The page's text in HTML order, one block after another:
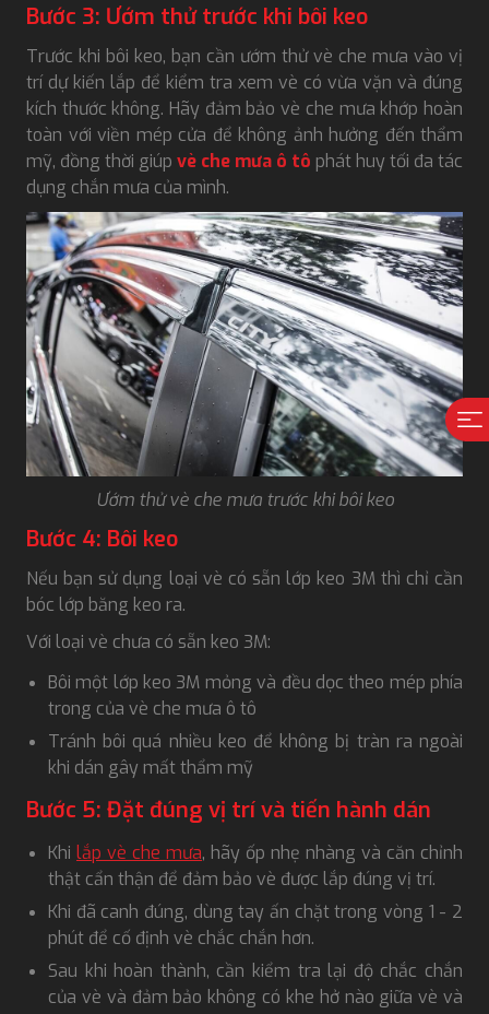
Bước 3: Ướm thử trước khi bôi keo
Trước khi bôi keo, bạn cần ướm thử vè che mưa vào vị
trí dự kiến lắp để kiểm tra xem vè có vừa vặn và đúng
kích thước không. Hãy đảm bảo vè che mưa khớp hoàn
toàn với viền mép cửa để không ảnh hưởng đến thẩm
mỹ, đồng thời giúp vè che mưa ô tô phát huy tối đa tác
dụng chắn mưa của mình.
Ướm thử vè che mưa trước khi bôi keo
Bước 4: Bôi keo
Nếu bạn sử dụng loại vè có sẵn lớp keo 3M thì chỉ cần
bóc lớp băng keo ra.
Với loại vè chưa có sẵn keo 3M:
Bôi một lớp keo 3M mỏng và đều dọc theo mép phía
trong của vè che mưa ô tô
Tránh bôi quá nhiều keo để không bị tràn ra ngoài
khi dán gây mất thẩm mỹ
Bước 5: Đặt đúng vị trí và tiến hành dán
Khi lắp vè che mưa, hãy ốp nhẹ nhàng và căn chỉnh
thật cẩn thận để đảm bảo vè được lắp đúng vị trí.
Khi đã canh đúng, dùng tay ấn chặt trong vòng 1 - 2
phút để cố định vè chắc chắn hơn.
Sau khi hoàn thành, cần kiểm tra lại độ chắc chắn
của vè và đảm bảo không có khe hở nào giữa vè và